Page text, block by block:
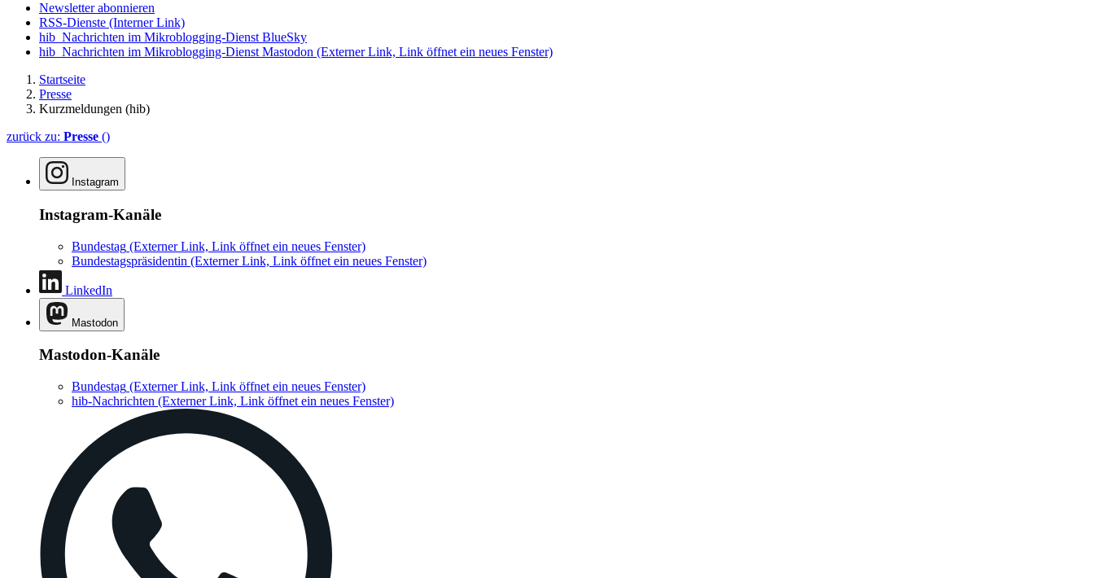
Newsletter abonnieren
RSS-Dienste (Interner Link)
hib_Nachrichten im Mikroblogging-Dienst BlueSky
hib_Nachrichten im Mikroblogging-Dienst Mastodon (Externer Link, Link öffnet ein neues Fenster)
Startseite
Presse
Kurzmeldungen (hib)
zurück zu: Presse ()
Instagram
Instagram-Kanäle
Bundestag (Externer Link, Link öffnet ein neues Fenster)
Bundestagspräsidentin (Externer Link, Link öffnet ein neues Fenster)
LinkedIn
Mastodon
Mastodon-Kanäle
Bundestag (Externer Link, Link öffnet ein neues Fenster)
hib-Nachrichten (Externer Link, Link öffnet ein neues Fenster)